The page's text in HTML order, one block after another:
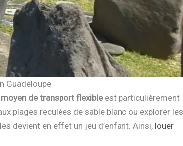
Guadeloupe
moyen de transport flexibleest particulièrement
plages reculées de sable blanc ou explorer les
devient en effet un jeu d’enfant. Ainsi, louer